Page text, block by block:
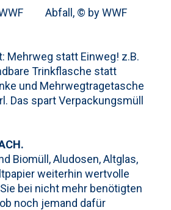
Abfall, © by WWF
Mehrweg statt Einweg! z.B.
Trinkflasche statt
und Mehrwegtragetasche
Das spart Verpackungsmüll
Biomüll, Aludosen, Altglas,
weiterhin wertvolle
bei nicht mehr benötigten
noch jemand dafür